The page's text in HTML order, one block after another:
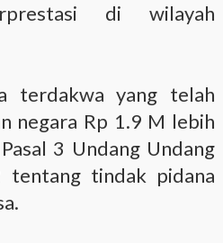
di wilayah
terdakwa yang telah
negara Rp 1.9 M lebih
3 Undang Undang
tindak pidana